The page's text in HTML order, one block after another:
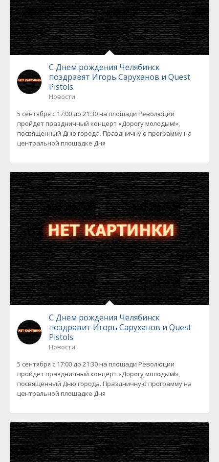
С Днем рождения Челябинск
поздравят Игорь Саруханов и Quest
Pistols
Новости
5 сентября с 17:00 до 21:30 на площади Революции
пройдет праздничный концерт «Дорогу молодым!»,
посвященный Дню города. Праздничную программу на
центральной площадке Дня
С Днем рождения Челябинск
поздравит Игорь Саруханов и Quest
Pistols
Новости
5 сентября с 17:00 до 21:30 на площади Революции
пройдет праздничный концерт «Дорогу молодым!»,
посвященный Дню города. Праздничную программу на
центральной площадке Дня